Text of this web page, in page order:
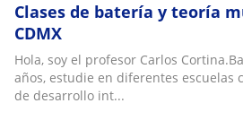
Clases de batería y teoría
CDMX
Hola, soy el profesor Carlos
años, estudie en diferentes escuelas
de desarrollo int...